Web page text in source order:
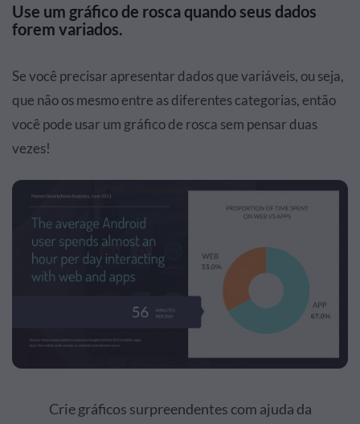
Use um gráfico de rosca quando seus dados
forem variados.
Se você precisar apresentar dados que variáveis, ou seja,
que não os mesmo entre as diferentes categorias, então
você pode usar um gráfico de rosca sem pensar duas
vezes!
Crie gráficos surpreendentes com ajuda da